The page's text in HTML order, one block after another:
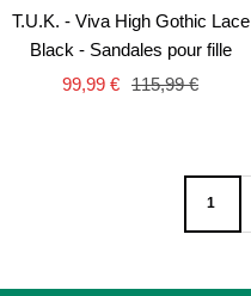
T.U.K. - Viva High Gothic Lace
Black - Sandales pour fille
Prix
99,99 € Prix
115,99 €
1